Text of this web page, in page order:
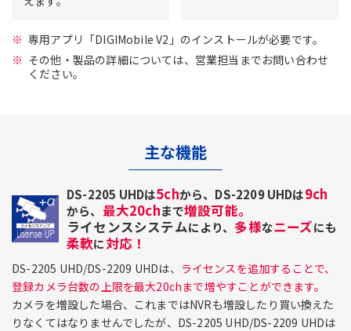
専用アプリ「DIGIMobile V2」のインストールが必要です。
その他・製品の詳細については、営業担当までお問い合わせ
ください。
主な機能
DS-2205 UHDは5chから、DS-2209 UHDは9ch
から、 最大20chまで増設可能。
ライセンスシステムにより、 多様なニーズにも
柔軟に対応！
DS-2205 UHD/DS-2209 UHDは、 ライセンスを追加することで、
登録カメラ台数の上限を最大20chまで増やすことができます。
カメラを増設した場合、これまではNVRも増設したり買い換えた
りなくてはなりませんでしたが、DS-2205 UHD/DS-2209 UHDは